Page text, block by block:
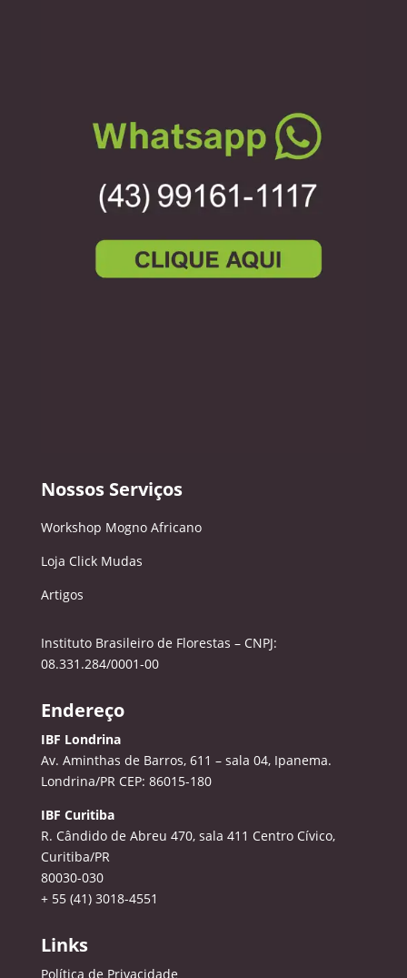
Nossos Serviços
Workshop Mogno Africano
Loja Click Mudas
Artigos
Instituto Brasileiro de Florestas – CNPJ:
08.331.284/0001-00
Endereço
IBF Londrina
Av. Aminthas de Barros, 611 – sala 04, Ipanema.
Londrina/PR CEP: 86015-180
IBF Curitiba
R. Cândido de Abreu 470, sala 411 Centro Cívico,
Curitiba/PR
80030-030
+ 55 (41) 3018-4551
Links
Política de Privacidade